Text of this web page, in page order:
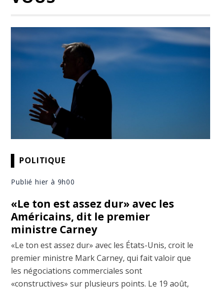
POLITIQUE
Publié hier à 9h00
«Le ton est assez dur» avec les
Américains, dit le premier
ministre Carney
«Le ton est assez dur» avec les États-Unis, croit le
premier ministre Mark Carney, qui fait valoir que
les négociations commerciales sont
«constructives» sur plusieurs points. Le 19 août,